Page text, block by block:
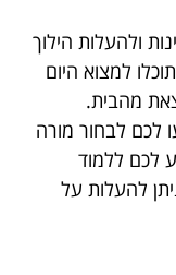
ולהעלות הילוך
למצוא היום
מהבית.
שיסייעו לכם לבחור מורה
לכם ללמוד
להעלות על